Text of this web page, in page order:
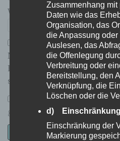
Website
Name, E-Mail-Adresse und
Browser für meinen
speichern.
Ich habe die
genommen.
Zusammenhang
Daten wie das
Organisation, das
die Anpassung
Auslesen, das
die Offenlegung
Verbreitung oder
Bereitstellung, den
Verknüpfung, die
Löschen oder die
d) Einschränkung
Einschränkung der
Markierung